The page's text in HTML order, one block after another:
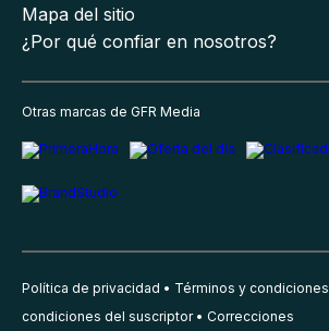
Mapa del sitio
¿Por qué confiar en nosotros?
Otras marcas de GFR Media
Política de privacidad Términos y condiciones
condiciones del suscriptor
Correcciones